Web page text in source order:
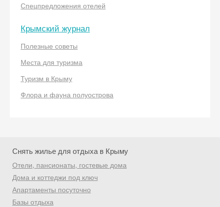
Спецпредложения отелей
Крымский журнал
Полезные советы
Места для туризма
Туризм в Крыму
Флора и фауна полуострова
Снять жилье для отдыха в Крыму
Отели, пансионаты, гостевые дома
Дома и коттеджи под ключ
Апартаменты посуточно
Базы отдыха
Получить промокод